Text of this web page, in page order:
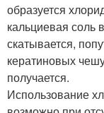
образуется
кальциевая соль
скатывается,
кератиновых
получается.
Использование